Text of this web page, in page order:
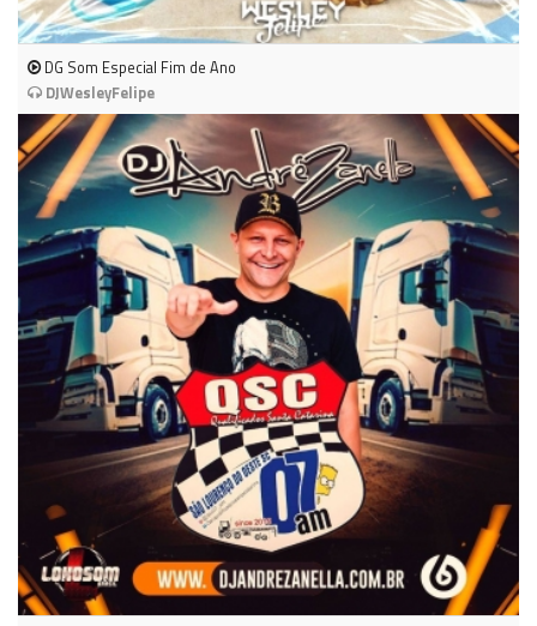
DG Som Especial Fim de Ano
DJWesleyFelipe